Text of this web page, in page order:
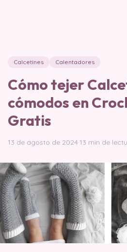
Calcetines Calentadores
Cómo tejer
cómodos en
Gratis
13 de agosto de 2024·13 min de